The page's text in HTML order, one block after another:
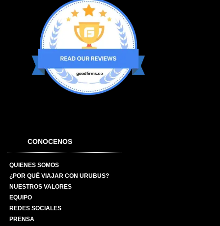
CONOCENOS
QUIENES SOMOS
¿POR QUÉ VIAJAR CON URUBUS?
NUESTROS VALORES
EQUIPO
REDES SOCIALES
PRENSA